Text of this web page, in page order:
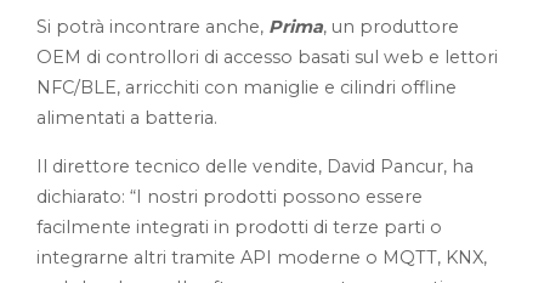
Si potrà incontrare anche, Prima, un produttore
OEM di controllori di accesso basati sul web e lettori
NFC/BLE, arricchiti con maniglie e cilindri offline
alimentati a batteria.
Il direttore tecnico delle vendite, David Pancur, ha
dichiarato: “I nostri prodotti possono essere
facilmente integrati in prodotti di terze parti o
integrarne altri tramite API moderne o MQTT, KNX,